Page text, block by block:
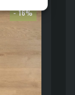
- 16%